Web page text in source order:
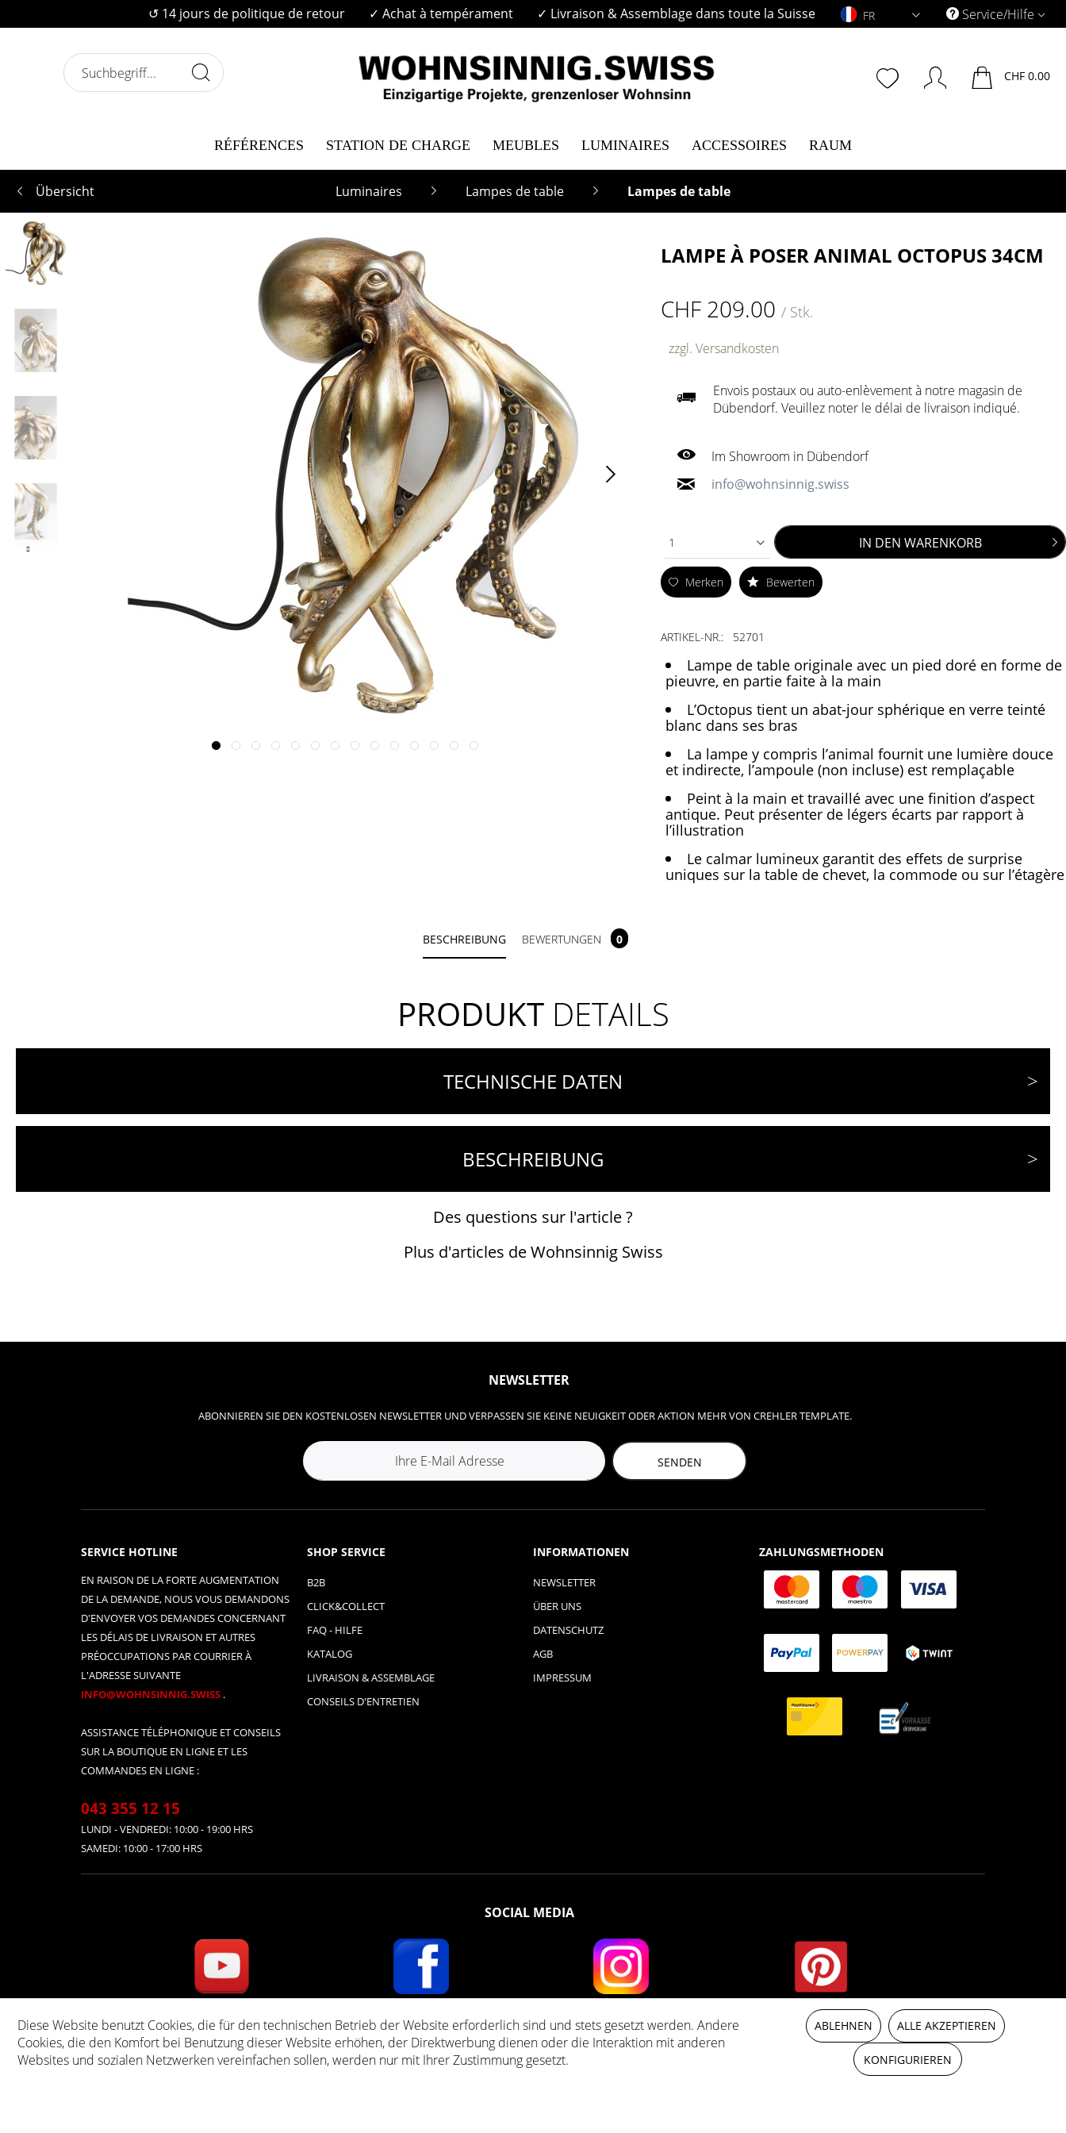
↺ 14 jours de politique de retour ✓ Achat à tempérament ✓ Livraison & Assemblage dans toute la Suisse FR Service/Hilfe
CHF 0.00
RÉFÉRENCES STATION DE CHARGE MEUBLES LUMINAIRES ACCESSOIRES RAUM
Übersicht Luminaires Lampes de table Lampes de table
LAMPE À POSER ANIMAL OCTOPUS 34CM
CHF 209.00/ Stk.
zzgl. Versandkosten
Envois postaux ou auto-enlèvement à notre magasin de
Dübendorf. Veuillez noter le délai de livraison indiqué.
Im Showroom in Dübendorf
info@wohnsinnig.swiss
1 IN DEN WARENKORB
Merken Bewerten
ARTIKEL-NR.: 52701
Lampe de table originale avec un pied doré en forme de
pieuvre, en partie faite à la main
L’Octopus tient un abat-jour sphérique en verre teinté
blanc dans ses bras
La lampe y compris l’animal fournit une lumière douce
et indirecte, l’ampoule (non incluse) est remplaçable
Peint à la main et travaillé avec une finition d’aspect
antique. Peut présenter de légers écarts par rapport à
l’illustration
Le calmar lumineux garantit des effets de surprise
uniques sur la table de chevet, la commode ou sur l’étagère
BESCHREIBUNG BEWERTUNGEN 0
PRODUKTDETAILS
TECHNISCHE DATEN
BESCHREIBUNG
Des questions sur l'article ?
Plus d'articles de Wohnsinnig Swiss
NEWSLETTER
ABONNIEREN SIE DEN KOSTENLOSEN NEWSLETTER UND VERPASSEN SIE KEINE NEUIGKEIT ODER AKTION MEHR VON CREHLER TEMPLATE.
SENDEN
SERVICE HOTLINE
EN RAISON DE LA FORTE AUGMENTATION
DE LA DEMANDE, NOUS VOUS DEMANDONS
D'ENVOYER VOS DEMANDES CONCERNANT
LES DÉLAIS DE LIVRAISON ET AUTRES
PRÉOCCUPATIONS PAR COURRIER À
L'ADRESSE SUIVANTE
INFO@WOHNSINNIG.SWISS .
ASSISTANCE TÉLÉPHONIQUE ET CONSEILS
SUR LA BOUTIQUE EN LIGNE ET LES
COMMANDES EN LIGNE :
043 355 12 15
LUNDI - VENDREDI: 10:00 - 19:00 HRS
SAMEDI: 10:00 - 17:00 HRS
SHOP SERVICE
B2B
CLICK&COLLECT
FAQ - HILFE
KATALOG
LIVRAISON & ASSEMBLAGE
CONSEILS D'ENTRETIEN
INFORMATIONEN
NEWSLETTER
ÜBER UNS
DATENSCHUTZ
AGB
IMPRESSUM
ZAHLUNGSMETHODEN
SOCIAL MEDIA
* Tous les prix s'entendent TVA incluse, plussLes frais D'expéditionet les frais de contre-remboursement, sauf indication contraire.
Diese Website benutzt Cookies, die für den technischen Betrieb der Website erforderlich sind und stets gesetzt werden. Andere
Cookies, die den Komfort bei Benutzung dieser Website erhöhen, der Direktwerbung dienen oder die Interaktion mit anderen
Websites und sozialen Netzwerken vereinfachen sollen, werden nur mit Ihrer Zustimmung gesetzt.
ABLEHNEN ALLE AKZEPTIEREN
KONFIGURIEREN